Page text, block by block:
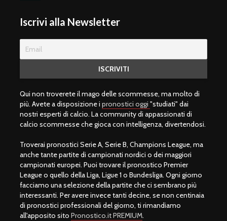
Iscrivi alla Newsletter
Qui non troverete il mago delle scommesse, ma molto di
più. Avete a disposizione i pronostici oggi "studiati" dai
nostri esperti di calcio. La community di appassionati di
calcio scommesse che gioca con intelligenza, divertendosi.
Troverai pronostici Serie A, Serie B, Champions League, ma
anche tante partite di campionati nordici o dei maggiori
campionati europei. Puoi trovare il pronostico Premier
League o quello della Liga, Ligue 1 o Bundesliga. Ogni giorno
facciamo una selezione della partite che ci sembrano più
interessanti. Per avere invece tanti decine, se non centinaia
di pronostici professionali del giorno, ti rimandiamo
all'apposito sito Pronostico.it PREMIUM.